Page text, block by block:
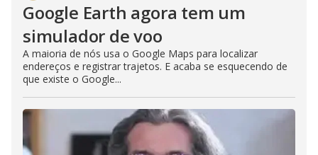
Google Earth agora tem um
simulador de voo
A maioria de nós usa o Google Maps para localizar
endereços e registrar trajetos. E acaba se esquecendo de
que existe o Google...